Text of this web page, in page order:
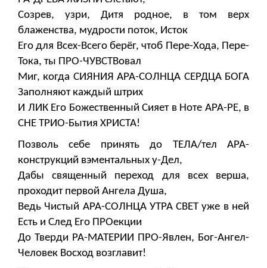
Созрев, узри, Дитя родное, в том верх
блаженства, мудрости поток, Исток
Его для Всех-Всего берёг, чтоб Пере-Хода, Пере-
Тока, ты ПРО-ЧУВСТВовал
Миг, когда СИЯНИЯ АРА-СОЛНЦА СЕРДЦА БОГА
Заполняют каждый штрих
И ЛИК Его Божественный Сияет в Ноте АРА-РЕ, в
СНЕ ТРИО-Бытия ХРИСТА!
Позволь себе принять до ТЕЛА/тел АРА-
конструкций вэментальных у-Дел,
Дабы священный переход для всех верша,
проходит первой Ангела Душа,
Ведь Чистый АРА-СОЛНЦА УТРА СВЕТ уже в ней
Есть и След Его ПРОекции
До Тверди РА-МАТЕРИИ ПРО-Явлен, Бог-Ангел-
Человек Восход возглавит!